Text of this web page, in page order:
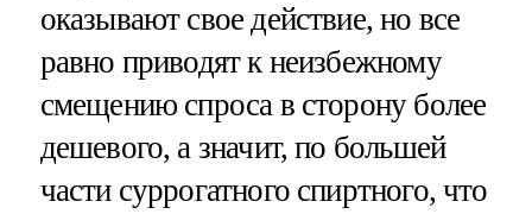
оказывают свое действие, но все
равно приводят к неизбежному
смещению спроса в сторону более
дешевого, а значит, по большей
части суррогатного спиртного, что